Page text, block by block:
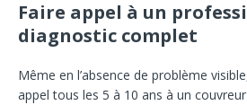
Faire appel à un
diagnostic complet
Même en l’absence de problème
appel tous les 5 à 10 ans à un